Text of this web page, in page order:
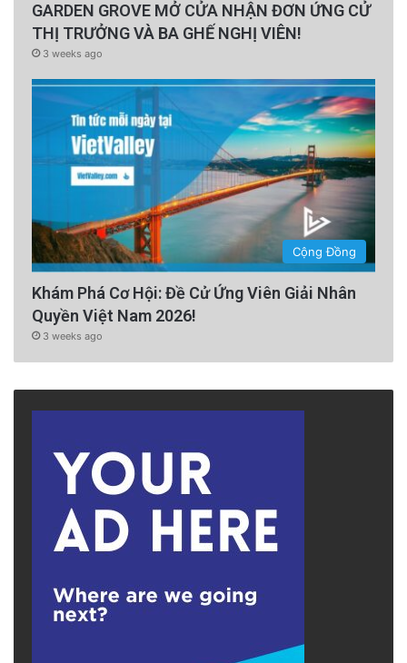
GARDEN GROVE MỞ CỬA NHẬN ĐƠN ỨNG CỬ
THỊ TRƯỞNG VÀ BA GHẾ NGHỊ VIÊN!
3 weeks ago
Cộng Đồng
Khám Phá Cơ Hội: Đề Cử Ứng Viên Giải Nhân
Quyền Việt Nam 2026!
3 weeks ago